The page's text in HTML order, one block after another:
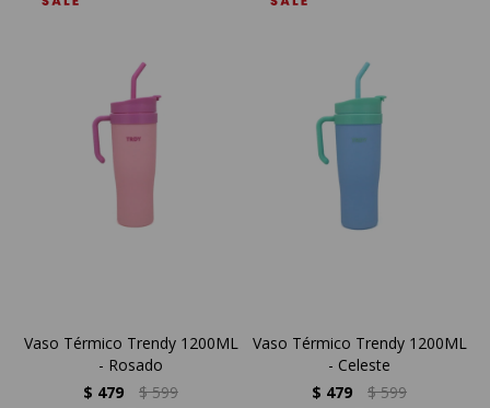
Vaso Térmico Trendy 1200ML
- Rosado
$ 479 $ 599
Vaso Térmico Trendy 1200ML
- Celeste
$ 479 $ 599